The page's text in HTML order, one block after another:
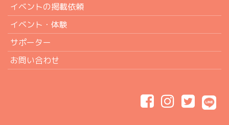
イベントの掲載依頼
イベント・体験
サポーター
お問い合わせ